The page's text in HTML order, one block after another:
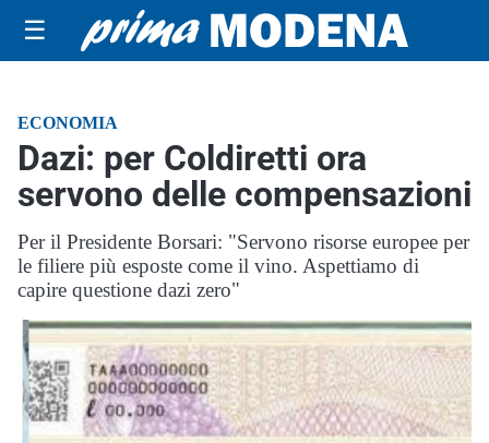
☰
ECONOMIA
Dazi: per Coldiretti ora
servono delle compensazioni
Per il Presidente Borsari: "Servono risorse europee per
le filiere più esposte come il vino. Aspettiamo di
capire questione dazi zero"